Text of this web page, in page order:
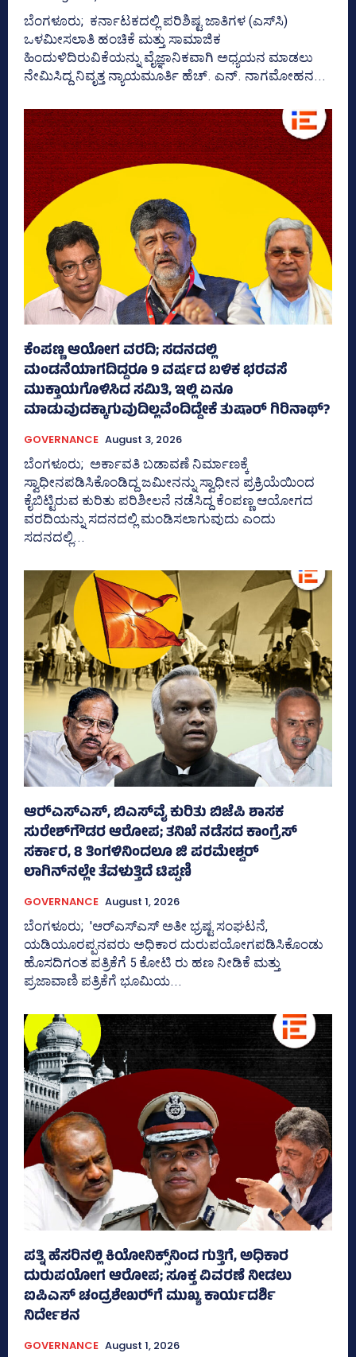
ಬೆಂಗಳೂರು; ಕರ್ನಾಟಕದಲ್ಲಿ ಪರಿಶಿಷ್ಟ ಜಾತಿಗಳ (ಎಸ್‌ಸಿ)
ಒಳಮೀಸಲಾತಿ ಹಂಚಿಕೆ ಮತ್ತು ಸಾಮಾಜಿಕ
ಹಿಂದುಳಿದಿರುವಿಕೆಯನ್ನು ವೈಜ್ಞಾನಿಕವಾಗಿ ಅಧ್ಯಯನ ಮಾಡಲು
ನೇಮಿಸಿದ್ದ ನಿವೃತ್ತ ನ್ಯಾಯಮೂರ್ತಿ ಹೆಚ್. ಎನ್. ನಾಗಮೋಹನ...
ಕೆಂಪಣ್ಣ ಆಯೋಗ ವರದಿ; ಸದನದಲ್ಲಿ
ಮಂಡನೆಯಾಗದಿದ್ದರೂ 9 ವರ್ಷದ ಬಳಿಕ ಭರವಸೆ
ಮುಕ್ತಾಯಗೊಳಿಸಿದ ಸಮಿತಿ, ಇಲ್ಲಿ ಏನೂ
ಮಾಡುವುದಕ್ಕಾಗುವುದಿಲ್ಲವೆಂದಿದ್ದೇಕೆ ತುಷಾರ್ ಗಿರಿನಾಥ್?
GOVERNANCE August 3, 2026
ಬೆಂಗಳೂರು; ಅರ್ಕಾವತಿ ಬಡಾವಣೆ ನಿರ್ಮಾಣಕ್ಕೆ
ಸ್ವಾಧೀನಪಡಿಸಿಕೊಂಡಿದ್ದ ಜಮೀನನ್ನು ಸ್ವಾಧೀನ ಪ್ರಕ್ರಿಯೆಯಿಂದ
ಕೈಬಿಟ್ಟಿರುವ ಕುರಿತು ಪರಿಶೀಲನೆ ನಡೆಸಿದ್ದ ಕೆಂಪಣ್ಣ ಆಯೋಗದ
ವರದಿಯನ್ನು ಸದನದಲ್ಲಿ ಮಂಡಿಸಲಾಗುವುದು ಎಂದು
ಸದನದಲ್ಲಿ...
ಆರ್‍‌ಎಸ್‌ಎಸ್‌, ಬಿಎಸ್‌ವೈ ಕುರಿತು ಬಿಜೆಪಿ ಶಾಸಕ
ಸುರೇಶ್‌ಗೌಡರ ಆರೋಪ; ತನಿಖೆ ನಡೆಸದ ಕಾಂಗ್ರೆಸ್‌
ಸರ್ಕಾರ, 8 ತಿಂಗಳಿನಿಂದಲೂ ಜಿ ಪರಮೇಶ್ವರ್
ಲಾಗಿನ್‌ನಲ್ಲೇ ತೆವಳುತ್ತಿದೆ ಟಿಪ್ಪಣಿ
GOVERNANCE August 1, 2026
ಬೆಂಗಳೂರು; 'ಆರ್‍‌ಎಸ್‌ಎಸ್‌ ಅತೀ ಭ್ರಷ್ಟ ಸಂಘಟನೆ,
ಯಡಿಯೂರಪ್ಪನವರು ಅಧಿಕಾರ ದುರುಪಯೋಗಪಡಿಸಿಕೊಂಡು
ಹೊಸದಿಗಂತ ಪತ್ರಿಕೆಗೆ 5 ಕೋಟಿ ರು ಹಣ ನೀಡಿಕೆ ಮತ್ತು
ಪ್ರಜಾವಾಣಿ ಪತ್ರಿಕೆಗೆ ಭೂಮಿಯ...
ಪತ್ನಿ ಹೆಸರಿನಲ್ಲಿ ಕಿಯೋನಿಕ್ಸ್‌ನಿಂದ ಗುತ್ತಿಗೆ, ಅಧಿಕಾರ
ದುರುಪಯೋಗ ಆರೋಪ; ಸೂಕ್ತ ವಿವರಣೆ ನೀಡಲು
ಐಪಿಎಸ್‌ ಚಂದ್ರಶೇಖರ್‍‌ಗೆ ಮುಖ್ಯ ಕಾರ್ಯದರ್ಶಿ
ನಿರ್ದೇಶನ
GOVERNANCE August 1, 2026